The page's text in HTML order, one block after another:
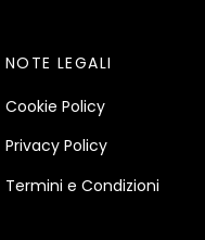
NOTE LEGALI
Cookie Policy
Privacy Policy
Termini e Condizioni